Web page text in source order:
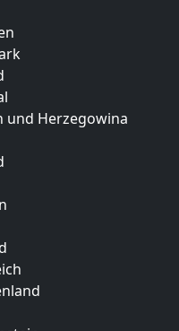
und Herzegowina